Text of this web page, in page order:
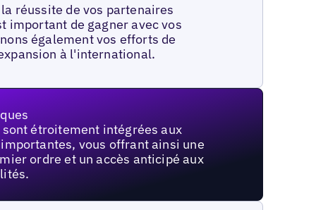
réussite de vos partenaires
important de gagner avec vos
également vos efforts de
à l'international.
étroitement intégrées aux
vous offrant ainsi une
ordre et un accès anticipé aux